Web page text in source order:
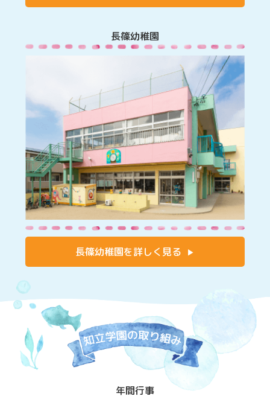
長篠幼稚園
長篠幼稚園を詳しく見る
年間行事